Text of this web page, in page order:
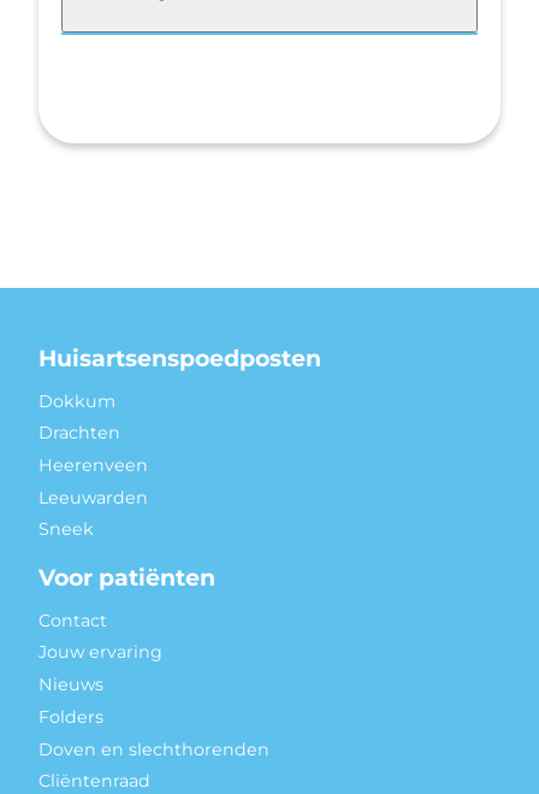
Huisartsenspoedposten
Dokkum
Drachten
Heerenveen
Leeuwarden
Sneek
Voor patiënten
Contact
Jouw ervaring
Nieuws
Folders
Doven en slechthorenden
Cliëntenraad